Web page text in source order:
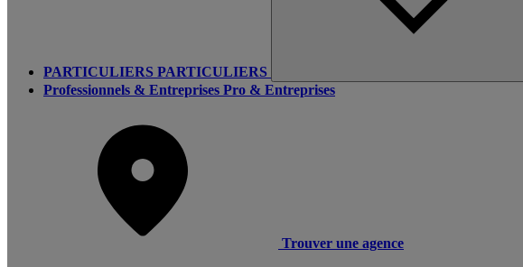
PARTICULIERS PARTICULIERS
Professionnels & Entreprises Pro & Entreprises
Trouver une agence